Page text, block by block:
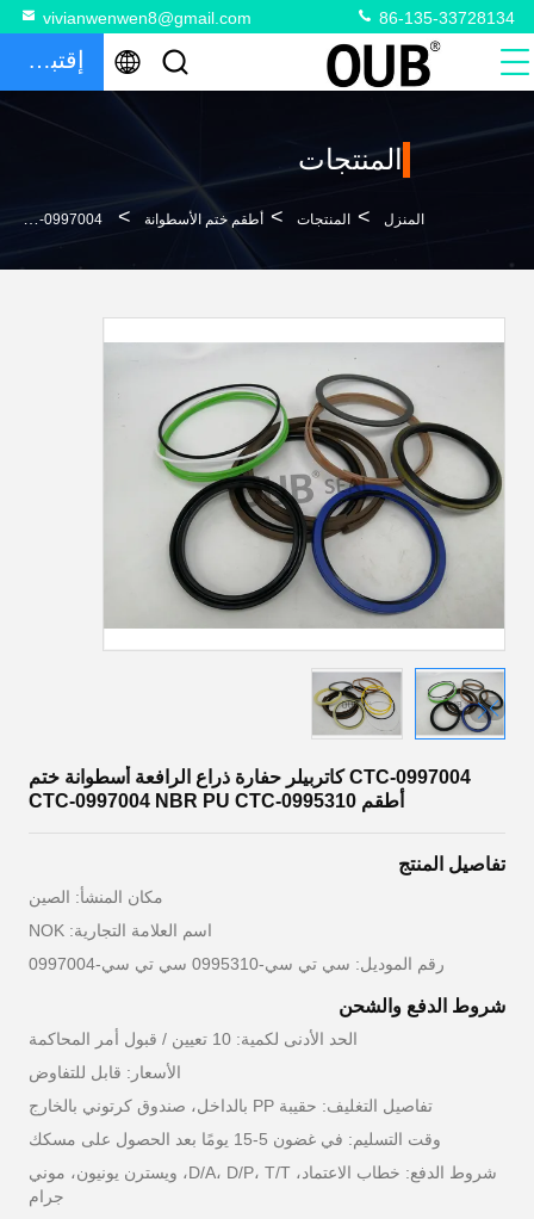
vivianwenwen8@gmail.com 86-135-33728134
إقتباس
المنتجات
المنزل > المنتجات > أطقم ختم الأسطوانة > CTC-0997004 كاتربيلر حفارة ذراع الرافعة أسطوانة ختم أطقم CTC-0997004 NBR PU CTC-0995310
CTC-0997004 كاتربيلر حفارة ذراع الرافعة أسطوانة ختم
أطقم CTC-0997004 NBR PU CTC-0995310
تفاصيل المنتج
مكان المنشأ: الصين
اسم العلامة التجارية: NOK
رقم الموديل: سي تي سي-0995310 سي تي سي-0997004
شروط الدفع والشحن
الحد الأدنى لكمية: 10 تعيين / قبول أمر المحاكمة
الأسعار: قابل للتفاوض
تفاصيل التغليف: حقيبة PP بالداخل، صندوق كرتوني بالخارج
وقت التسليم: في غضون 5-15 يومًا بعد الحصول على مسكك
شروط الدفع: خطاب الاعتماد، D/A، D/P، T/T، ويسترن يونيون، موني
جرام